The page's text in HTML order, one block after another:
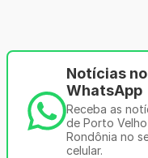
Notícias no
WhatsApp
Receba as
de Porto
Rondônia no
celular.